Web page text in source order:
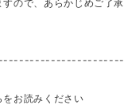
ので、あらかじめご了承
お読みください